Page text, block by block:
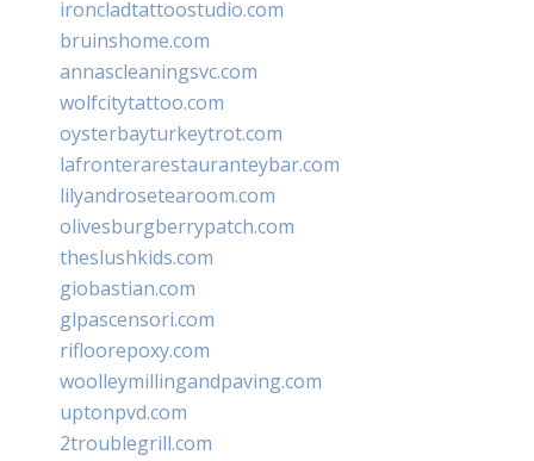
ironcladtattoostudio.com
bruinshome.com
annascleaningsvc.com
wolfcitytattoo.com
oysterbayturkeytrot.com
lafronterarestauranteybar.com
lilyandrosetearoom.com
olivesburgberrypatch.com
theslushkids.com
giobastian.com
glpascensori.com
rifloorepoxy.com
woolleymillingandpaving.com
uptonpvd.com
2troublegrill.com